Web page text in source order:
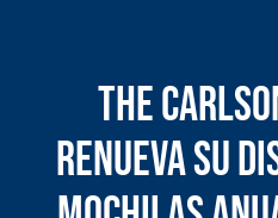
The
renueva su